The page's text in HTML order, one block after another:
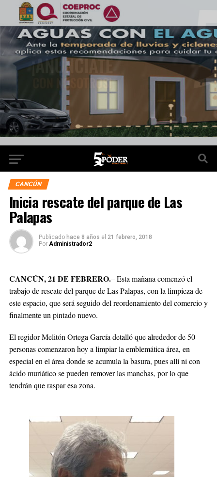
CANCÚN
Inicia rescate del parque de Las
Palapas
Publicado hace 8 años el 21 febrero, 2018
Por Administrador2
CANCÚN, 21 DE FEBRERO.– Esta mañana comenzó el
trabajo de rescate del parque de Las Palapas, con la limpieza de
este espacio, que será seguido del reordenamiento del comercio y
finalmente un pintado nuevo.
El regidor Melitón Ortega García detalló que alrededor de 50
personas comenzaron hoy a limpiar la emblemática área, en
especial en el área donde se acumula la basura, pues allí ni con
ácido muriático se pueden remover las manchas, por lo que
tendrán que raspar esa zona.